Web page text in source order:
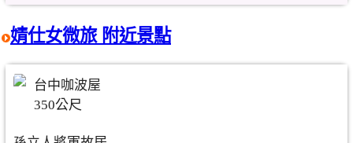
婧仕女微旅 附近景點
台中咖波屋
350公尺